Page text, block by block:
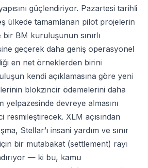
güçlendiriyor. Pazartesi tarihli
ülkede tamamlanan pilot projelerin
bir BM kuruluşunun sınırlı
geçerek daha geniş operasyonel
en net örneklerden birini
kendi açıklamasına göre yeni
blokzincir ödemelerini daha
yelpazesinde devreye almasını
resmileştirecek. XLM açısından
Stellar’ı insani yardım ve sınır
bir mutabakat (settlement) rayı
— ki bu, kamu